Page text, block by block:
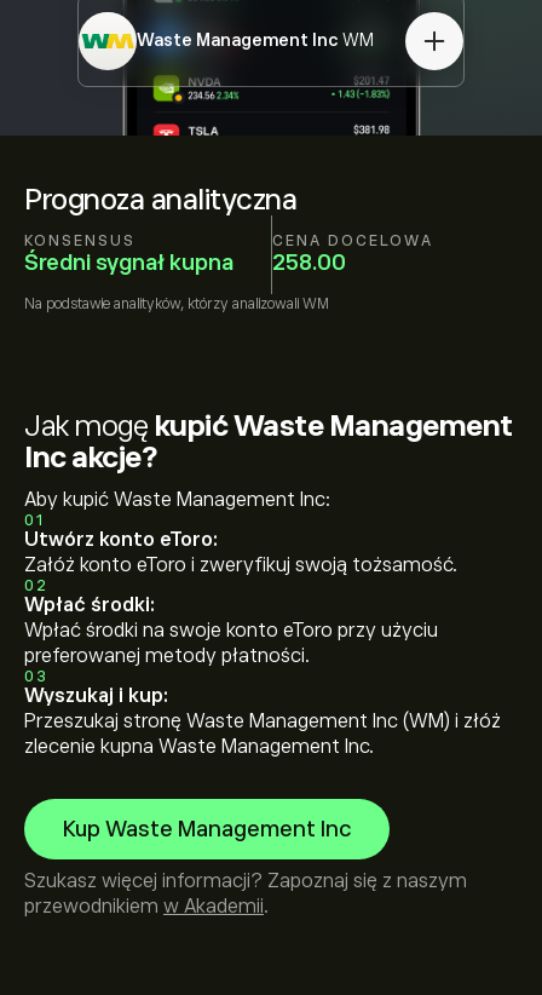
Prognoza analityczna
KONSENSUS
Średni sygnał kupna
CENA DOCELOWA
258.00
Na podstawie analityków, którzy analizowali WM
Waste Management Inc WM
Jak mogę kupić Waste Management
Inc akcje?
Aby kupić Waste Management Inc:
01
Utwórz konto eToro:
Załóż konto eToro i zweryfikuj swoją tożsamość.
02
Wpłać środki:
Wpłać środki na swoje konto eToro przy użyciu
preferowanej metody płatności.
03
Wyszukaj i kup:
Przeszukaj stronę Waste Management Inc (WM) i złóż
zlecenie kupna Waste Management Inc.
Kup Waste Management Inc
Szukasz więcej informacji? Zapoznaj się z naszym
przewodnikiem w Akademii.